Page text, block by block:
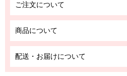
ご注文について
商品について
配送・お届けについて